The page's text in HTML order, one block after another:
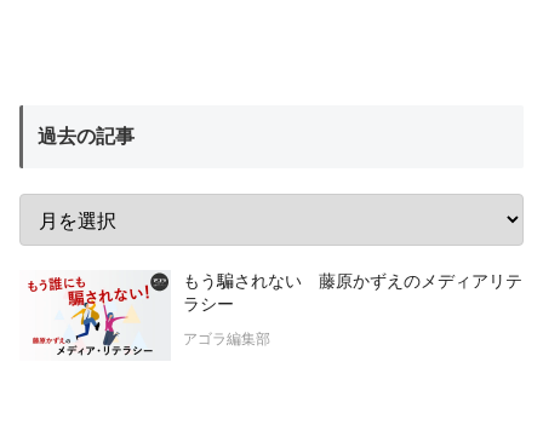
過去の記事
もう騙されない 藤原かずえのメディアリテ
ラシー
アゴラ編集部